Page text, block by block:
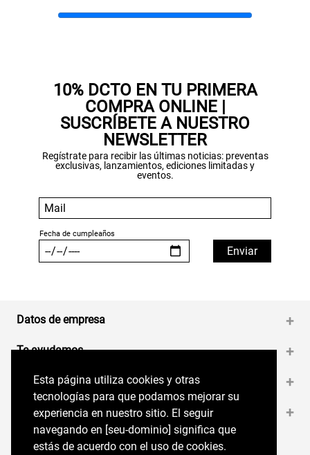
Esta página utiliza cookies y otras
tecnologías para que podamos mejorar su
experiencia en nuestro sitio. El seguir
navegando en perryellis.cl significa que estás
de acuerdo con el uso de cookies.
Esta página utiliza cookies y otras
tecnologías para que podamos mejorar su
experiencia en nuestro sitio. El seguir
navegando en [seu-dominio] significa que
estás de acuerdo con el uso de cookies.
10% DCTO EN TU PRIMERA
COMPRA ONLINE |
SUSCRÍBETE A NUESTRO
NEWSLETTER
Regístrate para recibir las últimas noticias: preventas
exclusivas, lanzamientos, ediciones limitadas y
eventos.
Aquí esta tu cupón, usalo en tu siguiente
Datos de empresa +
Te ayudamos +
Medios de pago +
Contáctanos +
Síguenos en nuestras RRSS